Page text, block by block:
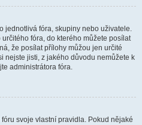
jednotlivá fóra, skupiny nebo uživatele.
fóra, do kterého můžete posílat
že posílat přílohy můžou jen určité
nejste jisti, z jakého důvodu nemůžete k
administrátora fóra.
svoje vlastní pravidla. Pokud nějaké